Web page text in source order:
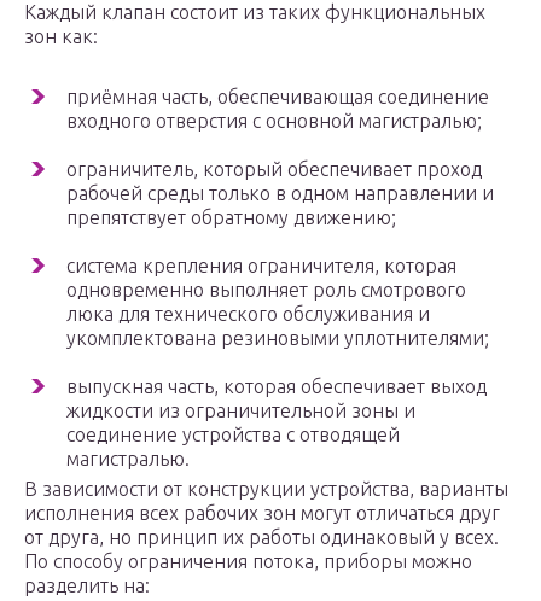
Каждый клапан состоит из таких функциональных
зон как:
приёмная часть, обеспечивающая соединение
входного отверстия с основной магистралью;
ограничитель, который обеспечивает проход
рабочей среды только в одном направлении и
препятствует обратному движению;
система крепления ограничителя, которая
одновременно выполняет роль смотрового
люка для технического обслуживания и
укомплектована резиновыми уплотнителями;
выпускная часть, которая обеспечивает выход
жидкости из ограничительной зоны и
соединение устройства с отводящей
магистралью.
В зависимости от конструкции устройства, варианты
исполнения всех рабочих зон могут отличаться друг
от друга, но принцип их работы одинаковый у всех.
По способу ограничения потока, приборы можно
разделить на: